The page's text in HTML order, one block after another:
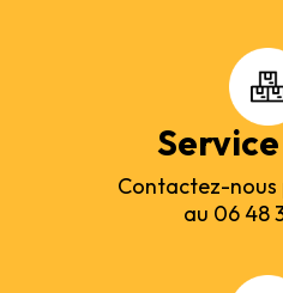
Contactez-
au 06 48